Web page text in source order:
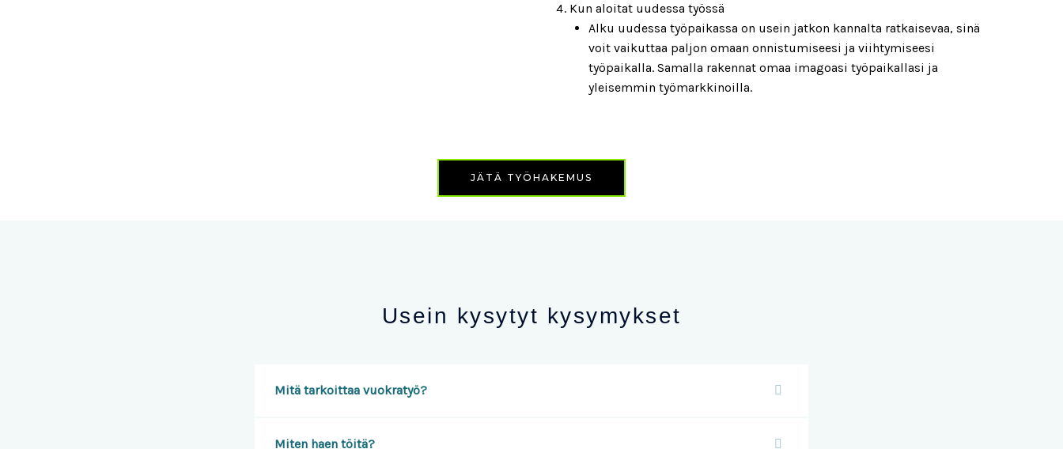
Kun aloitat uudessa työssä
Alku uudessa työpaikassa on usein jatkon kannalta ratkaisevaa, sinä
voit vaikuttaa paljon omaan onnistumiseesi ja viihtymiseesi
työpaikalla. Samalla rakennat omaa imagoasi työpaikallasi ja
yleisemmin työmarkkinoilla.
JÄTÄ TYÖHAKEMUS
Usein kysytyt kysymykset
Mitä tarkoittaa vuokratyö?
Miten haen töitä?